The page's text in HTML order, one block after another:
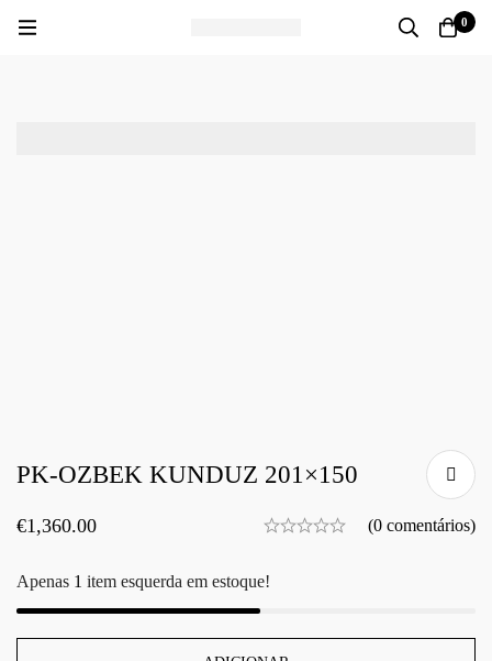
0
PK-OZBEK KUNDUZ 201×150
€1,360.00 (0 comentários)
Apenas 1 item esquerda em estoque!